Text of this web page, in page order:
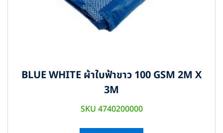
BLUE WHITE ผ้าใบฟ้าขาว 100 GSM 2M X
3M
SKU 4740200000